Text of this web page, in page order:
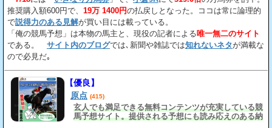
推奨購入額600円で、 19万 1400円の払戻しとなった。ココは常に論理的
で説得力のある見解が買い目には載っている。
「俺の競馬予想」は本物の馬主と、現役の記者による 唯一無二のサイト
である。 サイト内のブログでは､新聞や雑誌では知れないネタが満載な
ので必見だ｡
【優良】
原点 (415)
玄人でも満足できる無料コンテンツが充実している競
馬予想サイト。提供される予想にも読み応えのある納